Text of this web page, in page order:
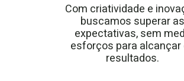
Com criatividade e
buscamos superar as
expectativas, sem
esforços para alcançar
resultados.